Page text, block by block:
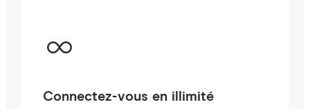
Connectez-vous en illimité